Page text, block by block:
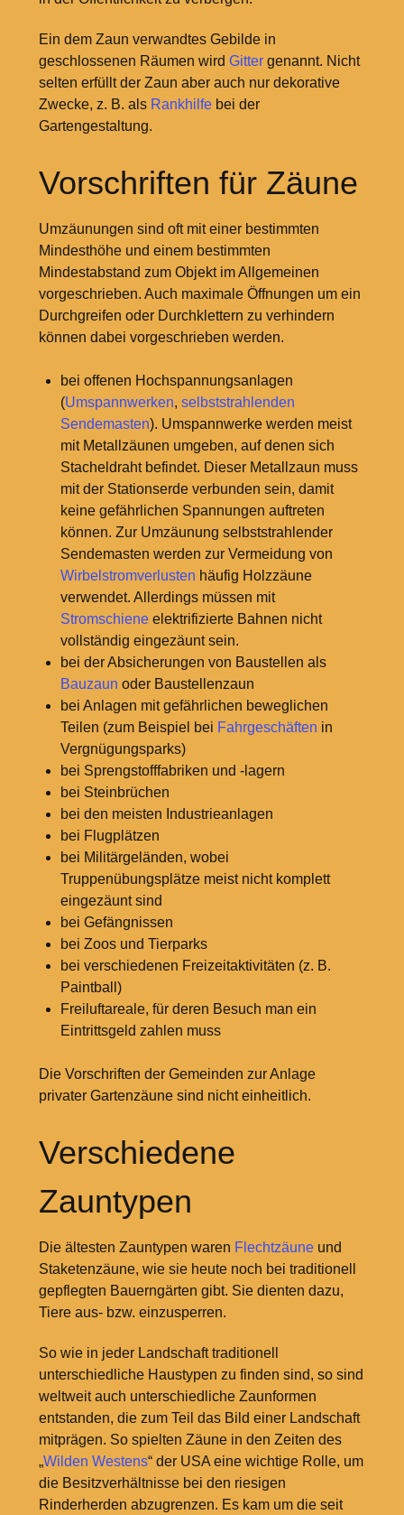
Ein dem Zaun verwandtes Gebilde in
geschlossenen Räumen wird Gittergenannt. Nicht
selten erfüllt der Zaun aber auch nur dekorative
Zwecke, z. B. als Rankhilfebei der
Gartengestaltung.
Vorschriften für Zäune
Umzäunungen sind oft mit einer bestimmten
Mindesthöhe und einem bestimmten
Mindestabstand zum Objekt im Allgemeinen
vorgeschrieben. Auch maximale Öffnungen um ein
Durchgreifen oder Durchklettern zu verhindern
können dabei vorgeschrieben werden.
bei offenen Hochspannungsanlagen
(Umspannwerken, selbststrahlenden
Sendemasten). Umspannwerke werden meist
mit Metallzäunen umgeben, auf denen sich
Stacheldraht befindet. Dieser Metallzaun muss
mit der Stationserde verbunden sein, damit
keine gefährlichen Spannungen auftreten
können. Zur Umzäunung selbststrahlender
Sendemasten werden zur Vermeidung von
Wirbelstromverlusten häufig Holzzäune
verwendet. Allerdings müssen mit
Stromschieneelektrifizierte Bahnen nicht
vollständig eingezäunt sein.
bei der Absicherungen von Baustellen als
Bauzaun oder Baustellenzaun
bei Anlagen mit gefährlichen beweglichen
Teilen (zum Beispiel bei Fahrgeschäften in
Vergnügungsparks)
bei Sprengstofffabriken und -lagern
bei Steinbrüchen
bei den meisten Industrieanlagen
bei Flugplätzen
bei Militärgeländen, wobei
Truppenübungsplätze meist nicht komplett
eingezäunt sind
bei Gefängnissen
bei Zoos und Tierparks
bei verschiedenen Freizeitaktivitäten (z. B.
Paintball)
Freiluftareale, für deren Besuch man ein
Eintrittsgeld zahlen muss
Die Vorschriften der Gemeinden zur Anlage
privater Gartenzäune sind nicht einheitlich.
Verschiedene
Zauntypen
Die ältesten Zauntypen waren Flechtzäuneund
Staketenzäune, wie sie heute noch bei traditionell
gepflegten Bauerngärten gibt. Sie dienten dazu,
Tiere aus- bzw. einzusperren.
So wie in jeder Landschaft traditionell
unterschiedliche Haustypen zu finden sind, so sind
weltweit auch unterschiedliche Zaunformen
entstanden, die zum Teil das Bild einer Landschaft
mitprägen. So spielten Zäune in den Zeiten des
„Wilden Westens“ der USA eine wichtige Rolle, um
die Besitzverhältnisse bei den riesigen
Rinderherden abzugrenzen. Es kam um die seit